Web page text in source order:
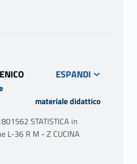
e regressione.
statistica: Intervalli
di significatività su
di due gruppi. Modelli di
verranno integrati da
utilizzando il software
statistica.
materiale didattico
STATISTICA in
L-36 R M - Z CUCINA